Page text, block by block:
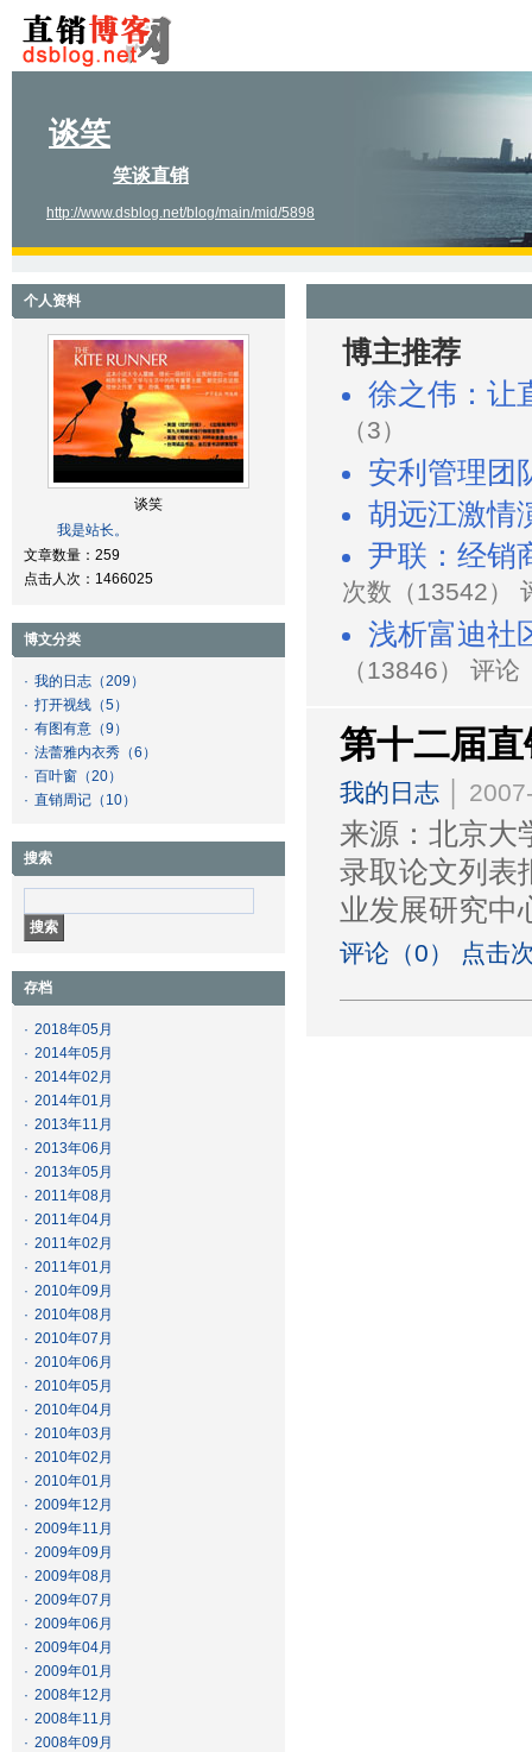
谈笑
笑谈直销
http://www.dsblog.net/blog/main/mid/5898
个人资料
谈笑
我是站长。
文章数量：259
点击人次：1466025
博文分类
· 我的日志 （209）
· 打开视线 （5）
· 有图有意 （9）
· 法蕾雅内衣秀 （6）
· 百叶窗 （20）
· 直销周记 （10）
搜索
存档
· 2018年05月
· 2014年05月
· 2014年02月
· 2014年01月
· 2013年11月
· 2013年06月
· 2013年05月
· 2011年08月
· 2011年04月
· 2011年02月
· 2011年01月
· 2010年09月
· 2010年08月
· 2010年07月
· 2010年06月
· 2010年05月
· 2010年04月
· 2010年03月
· 2010年02月
· 2010年01月
· 2009年12月
· 2009年11月
· 2009年09月
· 2009年08月
· 2009年07月
· 2009年06月
· 2009年04月
· 2009年01月
· 2008年12月
· 2008年11月
· 2008年09月
博主推荐
徐之伟：让
（3）
安利管理团
胡远江激情
尹联：经销
次数（13542）
浅析富迪社
（13846） 评论
第十二届
我的日志 │
来源：北京大
录取论文列
业发展研究中
评论（0） 点击